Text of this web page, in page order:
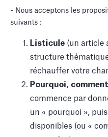
- Nous acceptons les
suivants :
Listicule (un article
structure
réchauffer votre
Pourquoi,
commence par
un « pourquoi »,
disponibles (ou «